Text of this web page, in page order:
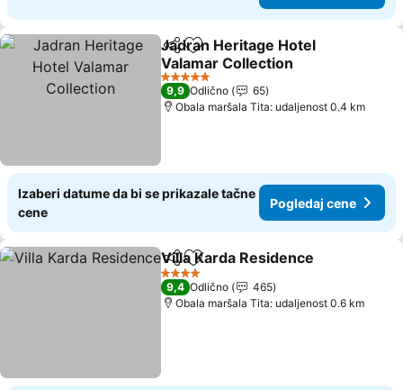
Deli Dodati u favorite
Jadran Heritage Hotel
Valamar Collection
Pogledaj cene
5 Zvezdice
9,9 Odlično
65
Obala maršala Tita: udaljenost 0.4 km
Izaberi datume da bi se prikazale tačne
cene
Pogledaj cene
Deli Dodati u favorite
Villa Karda Residence
4 Zvezdice
9,4 Odlično
465
Obala maršala Tita: udaljenost 0.6 km